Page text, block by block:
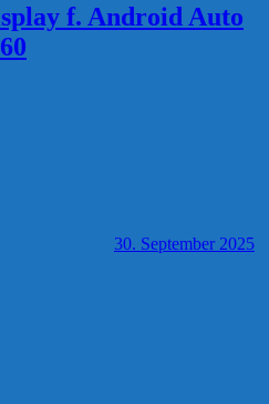
f. Android Auto
30. September 2025